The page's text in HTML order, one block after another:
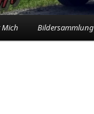
Bildersammlung